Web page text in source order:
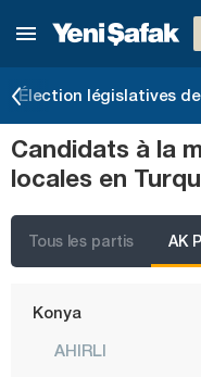
Élection législatives de
Candidats à la
locales en
Tous les partis AK
Kastamonu
Kırıkkale
Kırklareli
Kocaeli
Konya
AHIRLI